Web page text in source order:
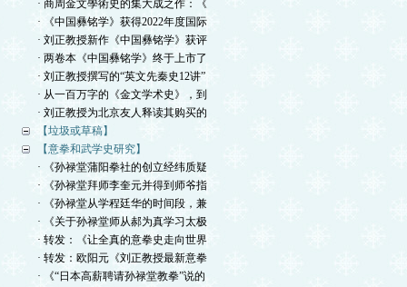
· 商周金文學術史的集大成之作：《
· 《中国彝铭学》获得2022年度国际
· 刘正教授新作《中国彝铭学》获评
· 两卷本《中国彝铭学》终于上市了
· 刘正教授撰写的“英文先秦史12讲”
· 从一百万字的《金文学术史》，到
· 刘正教授为北京友人释读其购买的
【垃圾或草稿】
【意拳和武学史研究】
· 《孙禄堂蒲阳拳社的创立经纬质疑
· 《孙禄堂拜师李奎元并得到师爷指
· 《孙禄堂从学程廷华的时间段，兼
· 《关于孙禄堂师从郝为真学习太极
· 转发：《让全真的意拳史走向世界
· 转发：欧阳元《刘正教授最新意拳
· 《“日本高薪聘请孙禄堂教拳”说的